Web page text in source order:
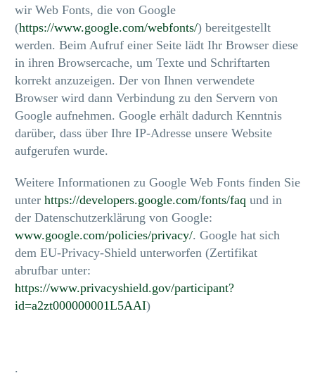
wir Web Fonts, die von Google
(https://www.google.com/webfonts/) bereitgestellt
werden. Beim Aufruf einer Seite lädt Ihr Browser diese
in ihren Browsercache, um Texte und Schriftarten
korrekt anzuzeigen. Der von Ihnen verwendete
Browser wird dann Verbindung zu den Servern von
Google aufnehmen. Google erhält dadurch Kenntnis
darüber, dass über Ihre IP-Adresse unsere Website
aufgerufen wurde.
Weitere Informationen zu Google Web Fonts finden Sie
unter https://developers.google.com/fonts/faq und in
der Datenschutzerklärung von Google:
www.google.com/policies/privacy/. Google hat sich
dem EU-Privacy-Shield unterworfen (Zertifikat
abrufbar unter:
https://www.privacyshield.gov/participant?
id=a2zt000000001L5AAI)
.